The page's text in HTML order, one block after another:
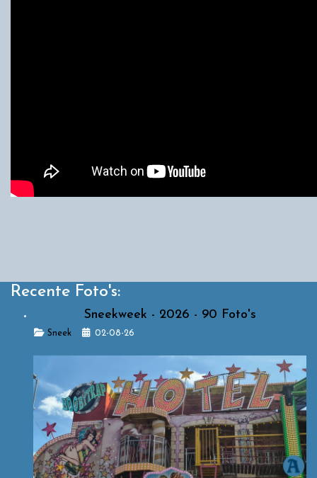
Recente Foto's:
Sneekweek - 2026 - 90 Foto's
Details
Sneek 02-08-26